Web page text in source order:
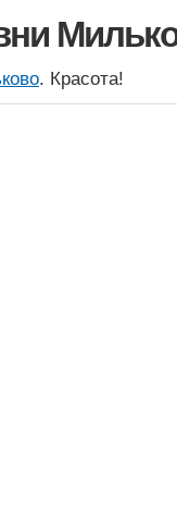
. Красота!